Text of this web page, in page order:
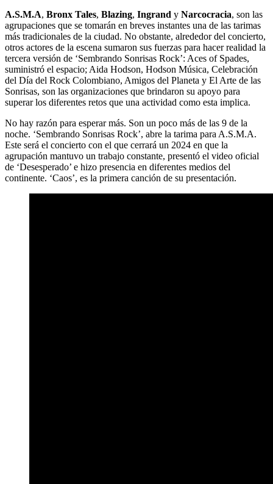
A.S.M.A, Bronx Tales, Blazing, Ingrand y Narcocracia, son las
agrupaciones que se tomarán en breves instantes una de las tarimas
más tradicionales de la ciudad. No obstante, alrededor del concierto,
otros actores de la escena sumaron sus fuerzas para hacer realidad la
tercera versión de ‘Sembrando Sonrisas Rock’: Aces of Spades,
suministró el espacio; Aida Hodson, Hodson Música, Celebración
del Día del Rock Colombiano, Amigos del Planeta y El Arte de las
Sonrisas, son las organizaciones que brindaron su apoyo para
superar los diferentes retos que una actividad como esta implica.
No hay razón para esperar más. Son un poco más de las 9 de la
noche. ‘Sembrando Sonrisas Rock’, abre la tarima para A.S.M.A.
Este será el concierto con el que cerrará un 2024 en que la
agrupación mantuvo un trabajo constante, presentó el video oficial
de ‘Desesperado’ e hizo presencia en diferentes medios del
continente. ‘Caos’, es la primera canción de su presentación.